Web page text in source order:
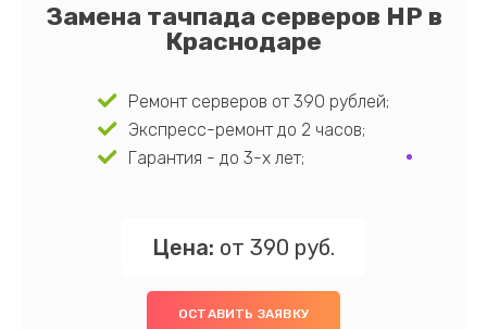
Замена тачпада серверов HP в
Краснодаре
Ремонт серверов от 390 рублей;
Экспресс-ремонт до 2 часов;
Гарантия - до 3-х лет;
Цена: от 390 руб.
ОСТАВИТЬ ЗАЯВКУ